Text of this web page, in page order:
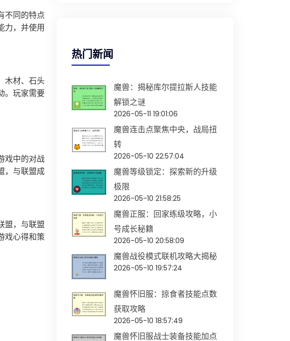
不同的特点
力，并使用
木材、石头
。玩家需要
戏中的对战
，与联盟成
盟，与联盟
戏心得和策
热门新闻
魔兽：揭秘库尔提拉斯人技能
解锁之谜
2026-05-11 19:01:06
魔兽连击点聚焦中央，战局扭
转
2026-05-10 22:57:04
魔兽等级锁定：探索新的升级
极限
2026-05-10 21:58:25
魔兽正服：回家练级攻略，小
号成长秘籍
2026-05-10 20:58:09
魔兽战役模式联机攻略大揭秘
2026-05-10 19:57:24
魔兽怀旧服：掠食者技能点数
获取攻略
2026-05-10 18:57:49
魔兽怀旧服战士装备技能加点